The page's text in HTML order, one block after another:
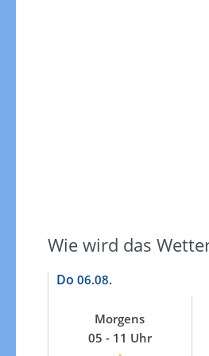
Wie wird das
Do 06.08.
Morgens
05 - 11 Uhr